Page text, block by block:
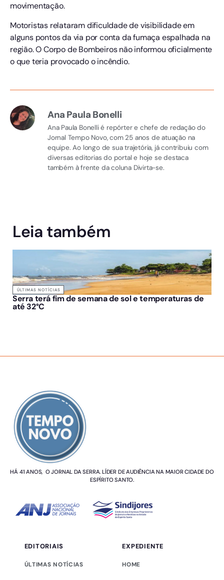
movimentação.
Motoristas relataram dificuldade de visibilidade em
alguns pontos da via por conta da fumaça espalhada na
região. O Corpo de Bombeiros não informou oficialmente
o que teria provocado o incêndio.
Ana Paula Bonelli
Ana Paula Bonelli é repórter e chefe de redação do
Jornal Tempo Novo, com 25 anos de atuação na
equipe. Ao longo de sua trajetória, já contribuiu com
diversas editorias do portal e hoje se destaca
também à frente da coluna Divirta-se.
Leia também
ÚLTIMAS NOTÍCIAS
Serra terá fim de semana de sol e temperaturas de
até 32°C
HÁ 41 ANOS, O JORNAL DA SERRA. LÍDER DE AUDIÊNCIA NA MAIOR CIDADE DO
ESPÍRITO SANTO.
EDITORIAIS
ÚLTIMAS NOTÍCIAS
EXPEDIENTE
HOME